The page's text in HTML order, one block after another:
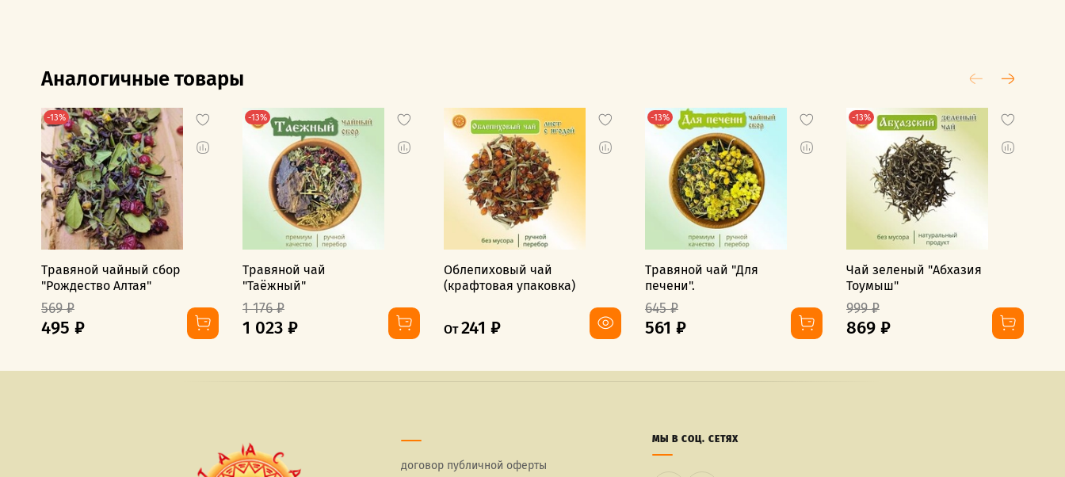
Аналогичные товары
-13%
Травяной чайный сбор
"Рождество Алтая"
569 ₽
495 ₽
-13%
Травяной чай
"Таёжный"
1 176 ₽
1 023 ₽
Облепиховый чай
(крафтовая упаковка)
От 241 ₽
-13%
Травяной чай "Для
печени".
645 ₽
561 ₽
-13%
Чай зеленый "Абхазия
Тоумыш"
999 ₽
869 ₽
договор публичной оферты
МЫ В СОЦ. СЕТЯХ